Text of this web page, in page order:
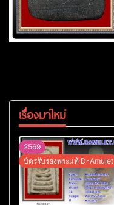
เรื่องมาใหม่
2569
บัตรรับรองพระแท้ D-Amulet